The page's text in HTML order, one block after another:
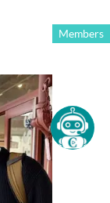
Members